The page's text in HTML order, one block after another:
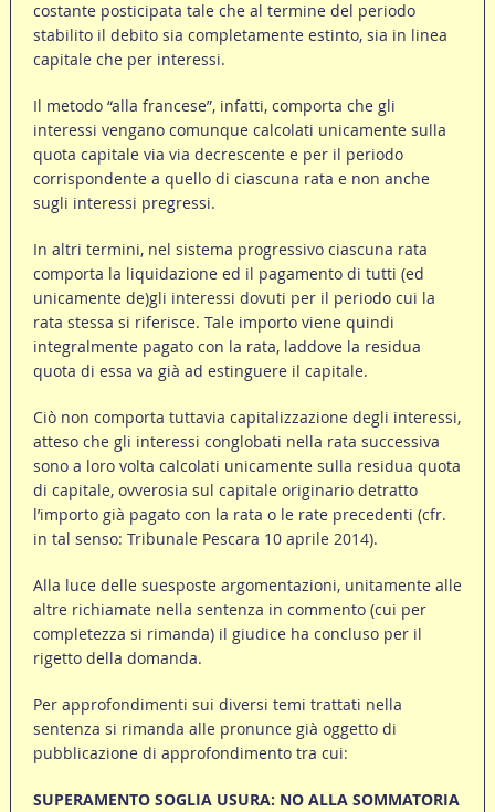
costante posticipata tale che al termine del periodo
stabilito il debito sia completamente estinto, sia in linea
capitale che per interessi.
Il metodo “alla francese”, infatti, comporta che gli
interessi vengano comunque calcolati unicamente sulla
quota capitale via via decrescente e per il periodo
corrispondente a quello di ciascuna rata e non anche
sugli interessi pregressi.
In altri termini, nel sistema progressivo ciascuna rata
comporta la liquidazione ed il pagamento di tutti (ed
unicamente de)gli interessi dovuti per il periodo cui la
rata stessa si riferisce. Tale importo viene quindi
integralmente pagato con la rata, laddove la residua
quota di essa va già ad estinguere il capitale.
Ciò non comporta tuttavia capitalizzazione degli interessi,
atteso che gli interessi conglobati nella rata successiva
sono a loro volta calcolati unicamente sulla residua quota
di capitale, ovverosia sul capitale originario detratto
l’importo già pagato con la rata o le rate precedenti (cfr.
in tal senso: Tribunale Pescara 10 aprile 2014).
Alla luce delle suesposte argomentazioni, unitamente alle
altre richiamate nella sentenza in commento (cui per
completezza si rimanda) il giudice ha concluso per il
rigetto della domanda.
Per approfondimenti sui diversi temi trattati nella
sentenza si rimanda alle pronunce già oggetto di
pubblicazione di approfondimento tra cui:
SUPERAMENTO SOGLIA USURA: NO ALLA SOMMATORIA